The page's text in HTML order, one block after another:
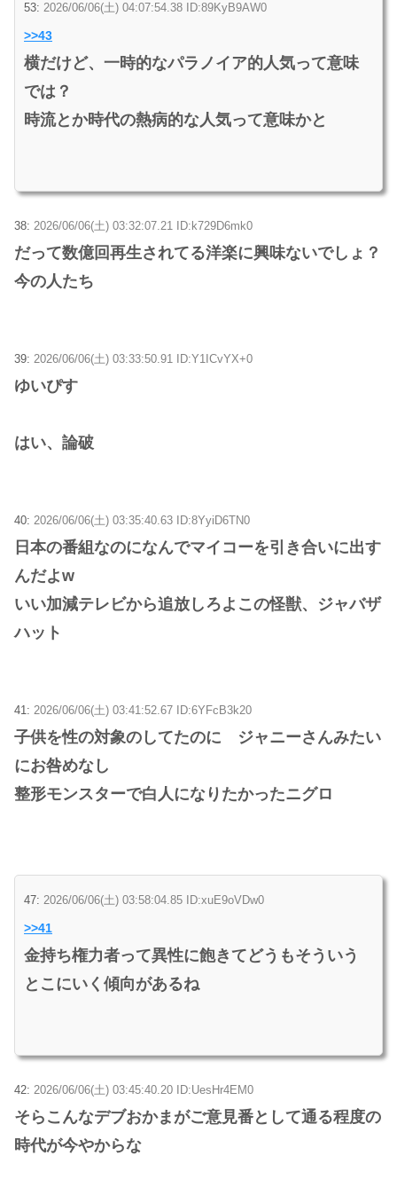
53: 2026/06/06(土) 04:07:54.38 ID:89KyB9AW0
>>43
横だけど、一時的なパラノイア的人気って意味
では？
時流とか時代の熱病的な人気って意味かと
38: 2026/06/06(土) 03:32:07.21 ID:k729D6mk0
だって数億回再生されてる洋楽に興味ないでしょ？
今の人たち
39: 2026/06/06(土) 03:33:50.91 ID:Y1ICvYX+0
ゆいぴす
はい、論破
40: 2026/06/06(土) 03:35:40.63 ID:8YyiD6TN0
日本の番組なのになんでマイコーを引き合いに出す
んだよw
いい加減テレビから追放しろよこの怪獣、ジャバザ
ハット
41: 2026/06/06(土) 03:41:52.67 ID:6YFcB3k20
子供を性の対象のしてたのに ジャニーさんみたい
にお咎めなし
整形モンスターで白人になりたかったニグロ
47: 2026/06/06(土) 03:58:04.85 ID:xuE9oVDw0
>>41
金持ち権力者って異性に飽きてどうもそういう
とこにいく傾向があるね
42: 2026/06/06(土) 03:45:40.20 ID:UesHr4EM0
そらこんなデブおかまがご意見番として通る程度の
時代が今やからな